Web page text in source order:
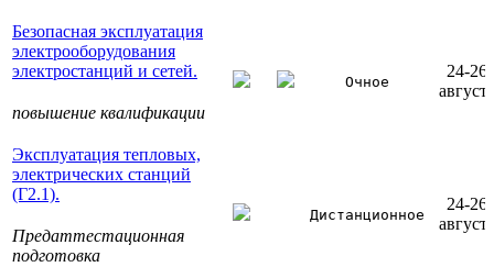
Безопасная эксплуатация
электрооборудования
электростанций и сетей.
повышение квалификации
Очное
24-26
августа
Эксплуатация тепловых,
электрических станций
(Г2.1).
Предаттестационная
подготовка
Дистанционное
24-26
августа